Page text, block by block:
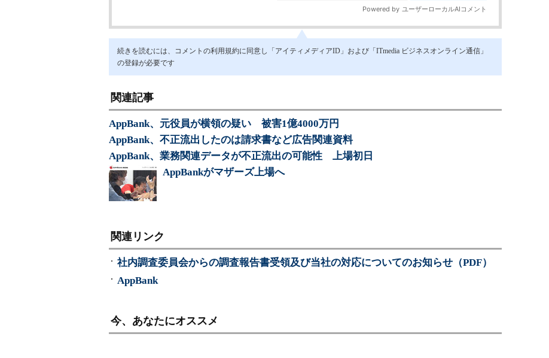
続きを読むには、コメントの利用規約に同意し「アイティメディアID」および「ITmedia ビジネスオンライン通信」
の登録が必要です
関連記事
AppBank、元役員が横領の疑い 被害1億4000万円
AppBank、不正流出したのは請求書など広告関連資料
AppBank、業務関連データが不正流出の可能性 上場初日
AppBankがマザーズ上場へ
関連リンク
社内調査委員会からの調査報告書受領及び当社の対応についてのお知らせ（PDF）
AppBank
今、あなたにオススメ